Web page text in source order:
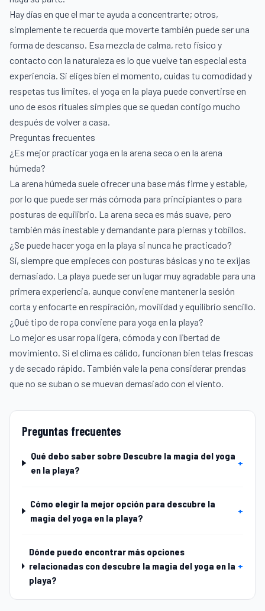
Hay días en que el mar te ayuda a concentrarte; otros,
simplemente te recuerda que moverte también puede ser una
forma de descanso. Esa mezcla de calma, reto físico y
contacto con la naturaleza es lo que vuelve tan especial esta
experiencia. Si eliges bien el momento, cuidas tu comodidad y
respetas tus límites, el yoga en la playa puede convertirse en
uno de esos rituales simples que se quedan contigo mucho
después de volver a casa.
Preguntas frecuentes
¿Es mejor practicar yoga en la arena seca o en la arena
húmeda?
La arena húmeda suele ofrecer una base más firme y estable,
por lo que puede ser más cómoda para principiantes o para
posturas de equilibrio. La arena seca es más suave, pero
también más inestable y demandante para piernas y tobillos.
¿Se puede hacer yoga en la playa si nunca he practicado?
Sí, siempre que empieces con posturas básicas y no te exijas
demasiado. La playa puede ser un lugar muy agradable para una
primera experiencia, aunque conviene mantener la sesión
corta y enfocarte en respiración, movilidad y equilibrio sencillo.
¿Qué tipo de ropa conviene para yoga en la playa?
Lo mejor es usar ropa ligera, cómoda y con libertad de
movimiento. Si el clima es cálido, funcionan bien telas frescas
y de secado rápido. También vale la pena considerar prendas
que no se suban o se muevan demasiado con el viento.
Preguntas frecuentes
Qué debo saber sobre Descubre la magia del yoga
en la playa?
+
Cómo elegir la mejor opción para descubre la
magia del yoga en la playa?
+
Dónde puedo encontrar más opciones
relacionadas con descubre la magia del yoga en la
playa?
+